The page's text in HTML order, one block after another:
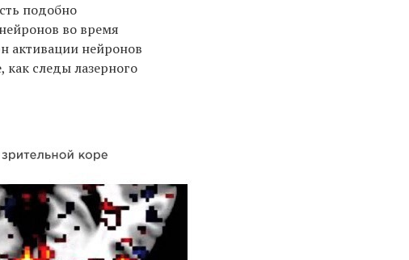
подобно
во время
активации нейронов
как следы лазерного